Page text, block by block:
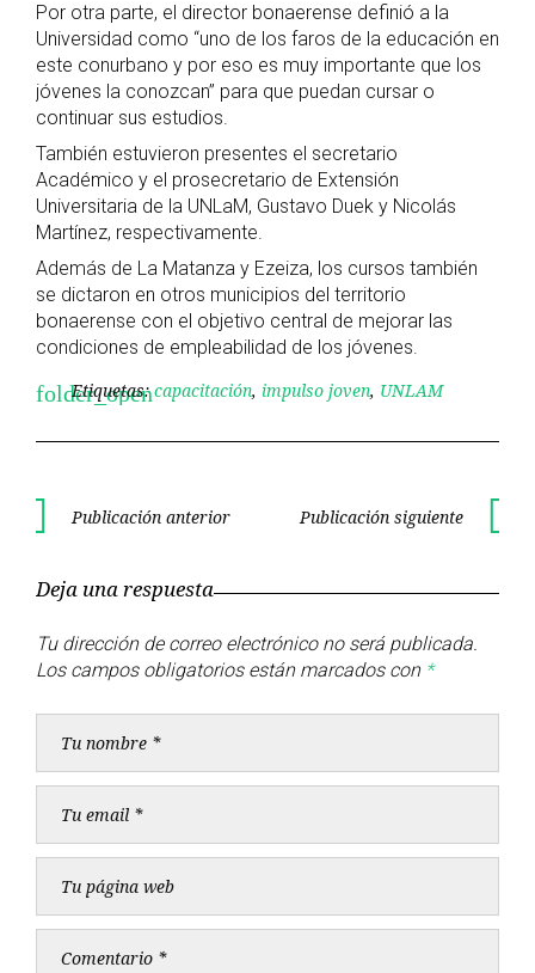
Por otra parte, el director bonaerense definió a la
Universidad como “uno de los faros de la educación en
este conurbano y por eso es muy importante que los
jóvenes la conozcan” para que puedan cursar o
continuar sus estudios.
También estuvieron presentes el secretario
Académico y el prosecretario de Extensión
Universitaria de la UNLaM, Gustavo Duek y Nicolás
Martínez, respectivamente.
Además de La Matanza y Ezeiza, los cursos también
se dictaron en otros municipios del territorio
bonaerense con el objetivo central de mejorar las
condiciones de empleabilidad de los jóvenes.
folder_open
Etiquetas:capacitación, impulso joven, UNLAM
Navegación
entradas
Publicación anterior Publicación siguiente
Deja una respuesta
Tu dirección de correo electrónico no será publicada.
Los campos obligatorios están marcados con *